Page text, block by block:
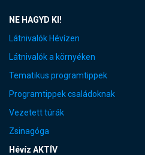
NE HAGYD KI!
Látnivalók Hévízen
Látnivalók a környéken
Tematikus programtippek
Programtippek családoknak
Vezetett túrák
Zsinagóga
Hévíz AKTÍV